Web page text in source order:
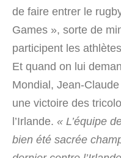
de faire entrer le
Games », sorte de
participent les
Et quand on lui
Mondial, Jean-
une victoire des
l’Irlande. « L’équipe
bien été sacrée